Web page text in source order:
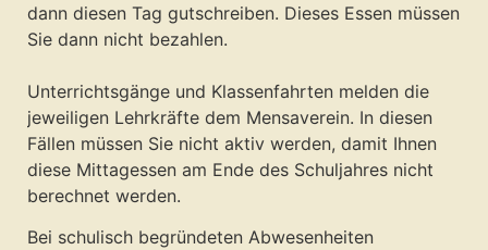
dann diesen Tag gutschreiben. Dieses Essen müssen
Sie dann nicht bezahlen.
Unterrichtsgänge und Klassenfahrten melden die
jeweiligen Lehrkräfte dem Mensaverein. In diesen
Fällen müssen Sie nicht aktiv werden, damit Ihnen
diese Mittagessen am Ende des Schuljahres nicht
berechnet werden.
Bei schulisch begründeten Abwesenheiten